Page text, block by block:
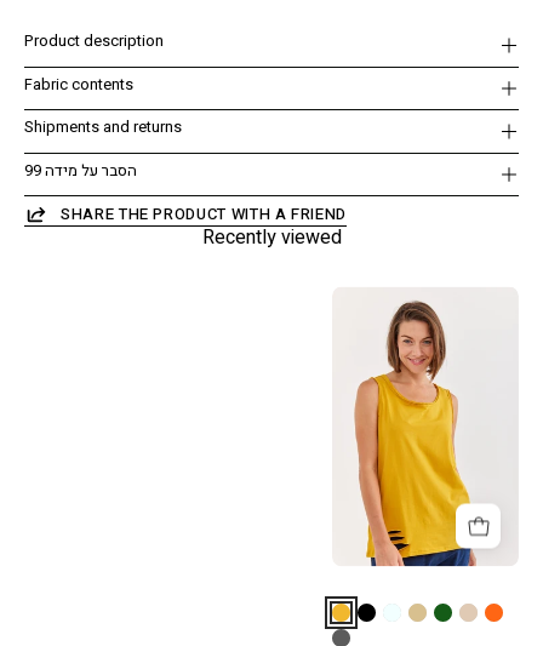
Product description
Fabric contents
Shipments and returns
הסבר על מידה 99
SHARE THE PRODUCT WITH A FRIEND
Recently viewed
גופיה
קרעים
למטה
חרדל